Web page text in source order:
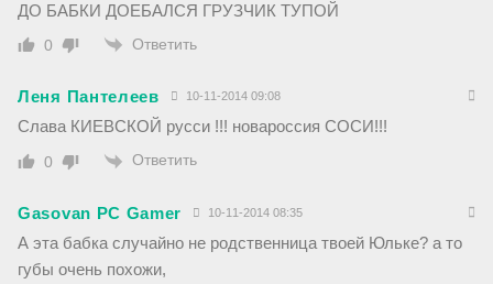
ДО БАБКИ ДОЕБАЛСЯ ГРУЗЧИК ТУПОЙ
0 Ответить
Леня Пантелеев 10-11-2014 09:08
Слава КИЕВСКОЙ русси !!! новароссия СОСИ!!!
0 Ответить
Gasovan PC Gamer 10-11-2014 08:35
А эта бабка случайно не родственница твоей Юльке? а то
губы очень похожи,